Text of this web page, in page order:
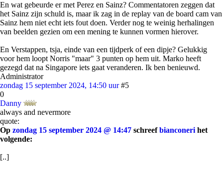
En wat gebeurde er met Perez en Sainz? Commentatoren zeggen dat
het Sainz zijn schuld is, maar ik zag in de replay van de board cam van
Sainz hem niet echt iets fout doen. Verder nog te weinig herhalingen
van beelden gezien om een mening te kunnen vormen hierover.
En Verstappen, tsja, einde van een tijdperk of een dipje? Gelukkig
voor hem loopt Norris "maar" 3 punten op hem uit. Marko heeft
gezegd dat na Singapore iets gaat veranderen. Ik ben benieuwd.
Administrator
zondag 15 september 2024, 14:50 uur #5
0
Danny
always and nevermore
quote:
Op zondag 15 september 2024 @ 14:47 schreefbianconeri het
volgende:
[..]